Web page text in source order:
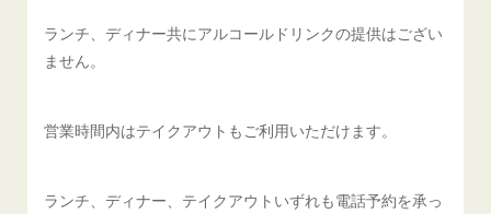
ランチ、ディナー共にアルコールドリンクの提供はござい
ません。
営業時間内はテイクアウトもご利用いただけます。
ランチ、ディナー、テイクアウトいずれも電話予約を承っ